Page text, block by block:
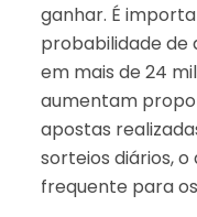
ganhar. É
probabilidade de
em mais de 24
aumentam
apostas
sorteios diários,
frequente para